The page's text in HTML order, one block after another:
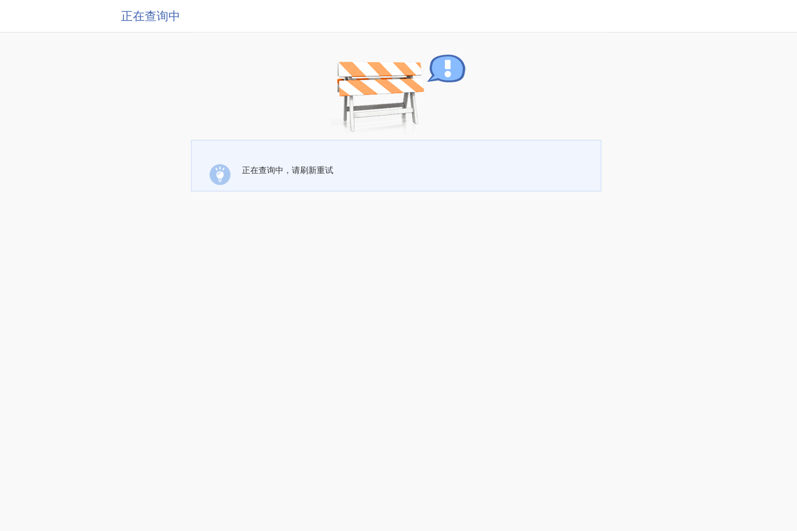
正在查询中
正在查询中，请刷新重试